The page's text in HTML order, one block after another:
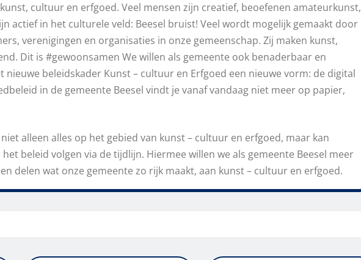
cultuur en erfgoed. Veel mensen zijn creatief, beoefenen amateurkunst,
actief in het culturele veld: Beesel bruist! Veel wordt mogelijk gemaakt door
verenigingen en organisaties in onze gemeenschap. Zij maken kunst,
Dit is #gewoonsamen We willen als gemeente ook benaderbaar en
beleidskader Kunst – cultuur en Erfgoed een nieuwe vorm: de digital
in de gemeente Beesel vindt je vanaf vandaag niet meer op papier,
alleen alles op het gebied van kunst – cultuur en erfgoed, maar kan
beleid volgen via de tijdlijn. Hiermee willen we als gemeente Beesel meer
delen wat onze gemeente zo rijk maakt, aan kunst – cultuur en erfgoed.